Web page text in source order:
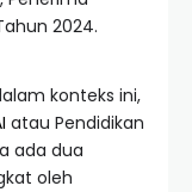
2024.
konteks ini,
atau Pendidikan
ada dua
oleh